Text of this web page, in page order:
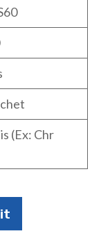
(Ex: Chr